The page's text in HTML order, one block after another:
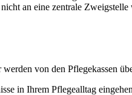
an eine zentrale Zweigstelle
von den Pflegekassen
in Ihrem Pflegealltag